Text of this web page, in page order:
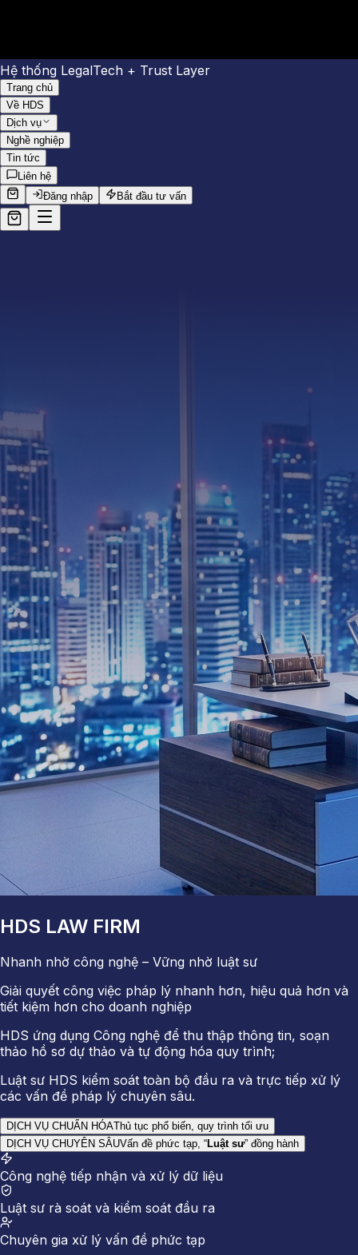
Hệ thống LegalTech + Trust Layer
Trang chủ
Về HDS
Dịch vụ
Nghề nghiệp
Tin tức
Liên hệ
Đăng nhập
Bắt đầu tư vấn
HDS LAW FIRM
Nhanh nhờ công nghệ – Vững nhờ luật sư
Giải quyết công việc pháp lý nhanh hơn, hiệu quả hơn và
tiết kiệm hơn cho doanh nghiệp
HDS ứng dụng Công nghệ để thu thập thông tin, soạn
thảo hồ sơ dự thảo và tự động hóa quy trình;
Luật sư HDS kiểm soát toàn bộ đầu ra và trực tiếp xử lý
các vấn đề pháp lý chuyên sâu.
DỊCH VỤ CHUẨN HÓAThủ tục phổ biến, quy trình tối ưu
DỊCH VỤ CHUYÊN SÂUVấn đề phức tạp, “Luật sư” đồng hành
Công nghệ tiếp nhận và xử lý dữ liệu
Luật sư rà soát và kiểm soát đầu ra
Chuyên gia xử lý vấn đề phức tạp